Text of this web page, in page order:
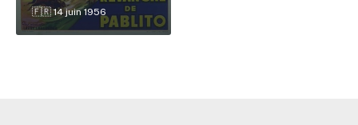
🇫🇷 14 juin 1956